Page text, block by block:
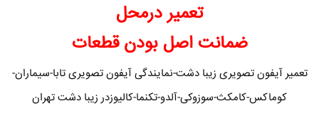
تعمیر درمحل
ضمانت اصل بودن قطعات
تعمیر آیفون تصویری زیبا دشت-نمایندگی آیفون تصویری تابا-سیماران-
کوماکس-کامکث-سوزوکی-آلدو-تکنما-کالیوزدر زیبا دشت تهران